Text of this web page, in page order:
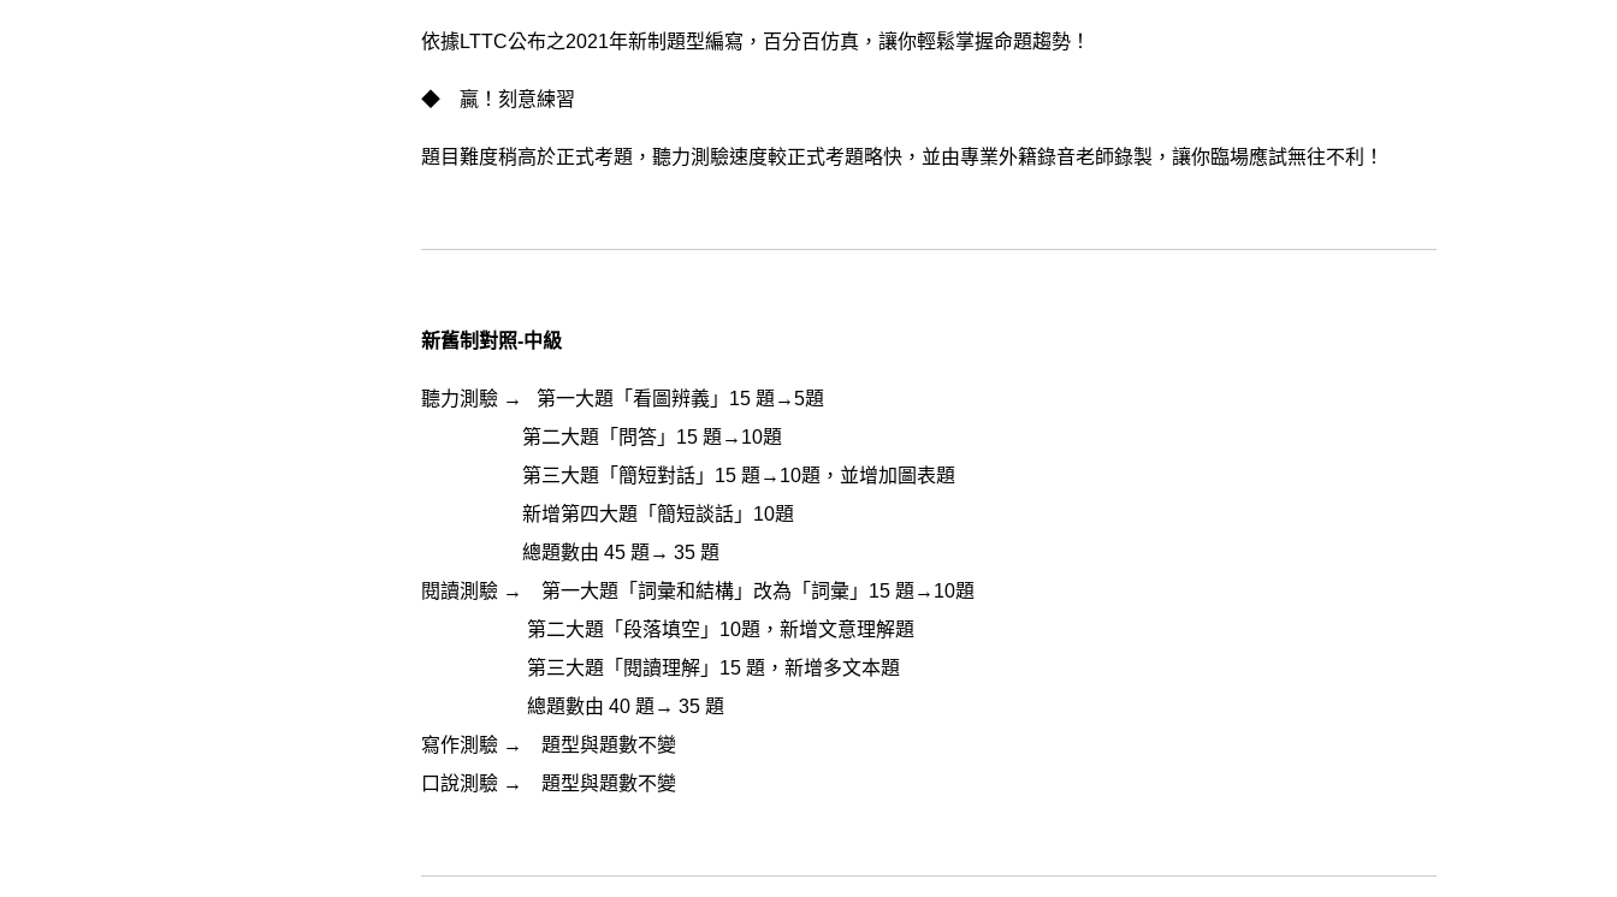
依據LTTC公布之2021年新制題型編寫，百分百仿真，讓你輕鬆掌握命題趨勢！
◆ 贏！刻意練習
題目難度稍高於正式考題，聽力測驗速度較正式考題略快，並由專業外籍錄音老師錄製，讓你臨場應試無往不利！
新舊制對照-中級
聽力測驗 → 第一大題「看圖辨義」15 題→5題
第二大題「問答」15 題→10題
第三大題「簡短對話」15 題→10題，並增加圖表題
新增第四大題「簡短談話」10題
總題數由 45 題→ 35 題
閱讀測驗 → 第一大題「詞彙和結構」改為「詞彙」15 題→10題
第二大題「段落填空」10題，新增文意理解題
第三大題「閱讀理解」15 題，新增多文本題
總題數由 40 題→ 35 題
寫作測驗 → 題型與題數不變
口說測驗 → 題型與題數不變